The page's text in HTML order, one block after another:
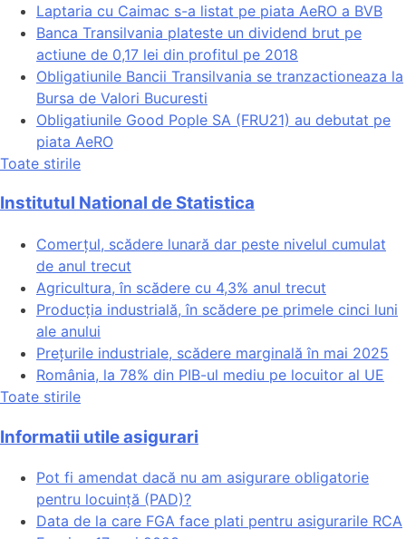
Laptaria cu Caimac s-a listat pe piata AeRO a BVB
Banca Transilvania plateste un dividend brut pe
actiune de 0,17 lei din profitul pe 2018
Obligatiunile Bancii Transilvania se tranzactioneaza la
Bursa de Valori Bucuresti
Obligatiunile Good Pople SA (FRU21) au debutat pe
piata AeRO
Toate stirile
Institutul National de Statistica
Comerțul, scădere lunară dar peste nivelul cumulat
de anul trecut
Agricultura, în scădere cu 4,3% anul trecut
Producția industrială, în scădere pe primele cinci luni
ale anului
Prețurile industriale, scădere marginală în mai 2025
România, la 78% din PIB-ul mediu pe locuitor al UE
Toate stirile
Informatii utile asigurari
Pot fi amendat dacă nu am asigurare obligatorie
pentru locuință (PAD)?
Data de la care FGA face plati pentru asigurarile RCA